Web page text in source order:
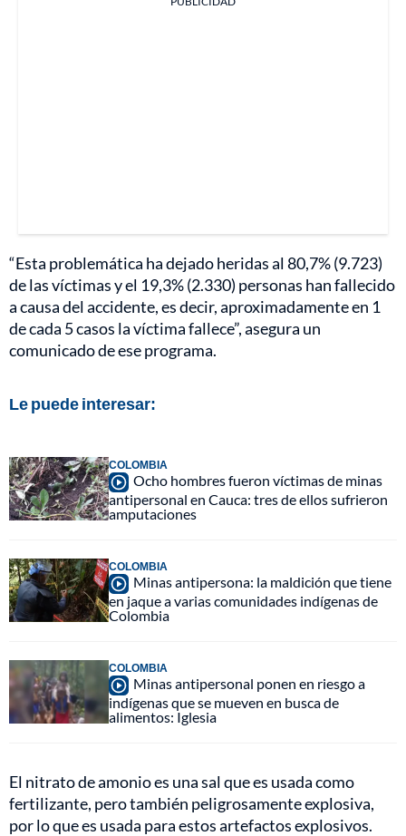
“Esta problemática ha dejado heridas al 80,7% (9.723)
de las víctimas y el 19,3% (2.330) personas han fallecido
a causa del accidente, es decir, aproximadamente en 1
de cada 5 casos la víctima fallece”, asegura un
comunicado de ese programa.
Le puede interesar:
COLOMBIA
Ocho hombres fueron víctimas de minas
antipersonal en Cauca: tres de ellos sufrieron
amputaciones
COLOMBIA
Minas antipersona: la maldición que tiene
en jaque a varias comunidades indígenas de
Colombia
COLOMBIA
Minas antipersonal ponen en riesgo a
indígenas que se mueven en busca de
alimentos: Iglesia
El nitrato de amonio es una sal que es usada como
fertilizante, pero también peligrosamente explosiva,
por lo que es usada para estos artefactos explosivos.